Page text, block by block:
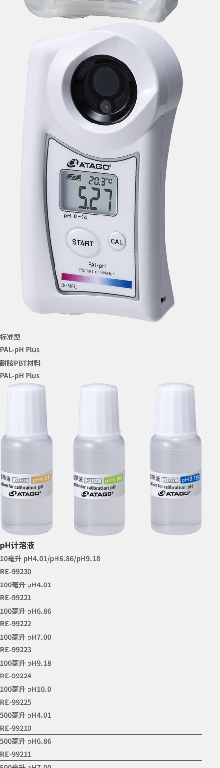
标准型
PAL-pH Plus
耐胺PBT材料
PAL-pH Plus
pH计溶液
10毫升 pH4.01/pH6.86/pH9.18
RE-99230
100毫升 pH4.01
RE-99221
100毫升 pH6.86
RE-99222
100毫升 pH7.00
RE-99223
100毫升 pH9.18
RE-99224
100毫升 pH10.0
RE-99225
500毫升 pH4.01
RE-99210
500毫升 pH6.86
RE-99211